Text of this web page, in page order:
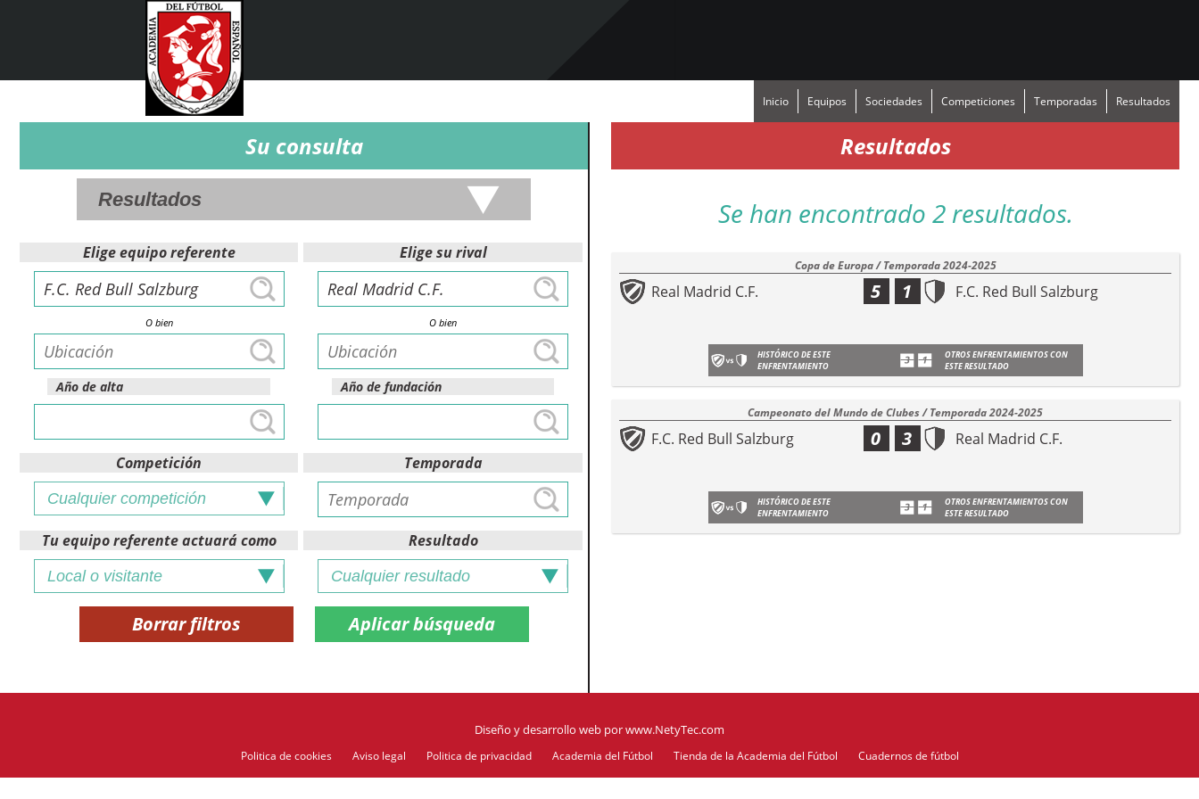
Inicio Equipos Sociedades Competiciones Temporadas Resultados
Su consulta
Elige equipo referente
O bien
Año de alta
Elige su rival
O bien
Año de fundación
Competición Temporada
Tu equipo referente actuará como Resultado
Borrar filtros
Resultados
Se han encontrado 2 resultados.
Copa de Europa / Temporada 2024-2025
Real Madrid C.F. 5 F.C. Red Bull Salzburg
1
HISTÓRICO DE ESTE
ENFRENTAMIENTO
OTROS ENFRENTAMIENTOS CON
ESTE RESULTADO
Campeonato del Mundo de Clubes / Temporada 2024-2025
F.C. Red Bull Salzburg 0 Real Madrid C.F.
3
HISTÓRICO DE ESTE
ENFRENTAMIENTO
OTROS ENFRENTAMIENTOS CON
ESTE RESULTADO
Diseño y desarrollo web porwww.NetyTec.com
Politica de cookies Aviso legal Politica de privacidad Academia del Fútbol Tienda de la Academia del Fútbol Cuadernos de fútbol